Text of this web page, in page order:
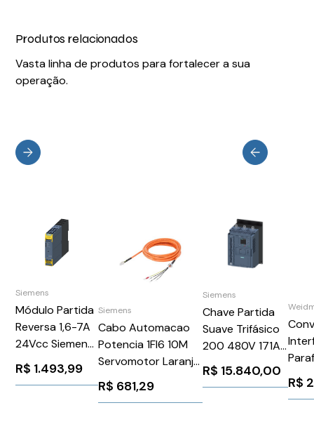
Produtos relacionados
Vasta linha de produtos para fortalecer a sua
operação.
Siemens
Módulo Partida
Reversa 1,6-7A
24Vcc Siemens
3RM13072AA04
R$ 1.493,99
Siemens
Cabo Automacao
Potencia 1Fl6 10M
Servomotor Laranja
Siemens
6FX30025CK011BA0
R$ 681,29
Siemens
Chave Partida
Suave Trifásico
200 480V 171A
24V
3RW55362HA04
R$ 15.840,00
Act2
R$